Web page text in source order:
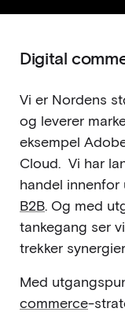
Digital
Vi er Nordens
og leverer
eksempel
Cloud. Vi har
handel innenfor
B2B. Og med
tankegang ser
trekker
Med
commerce-